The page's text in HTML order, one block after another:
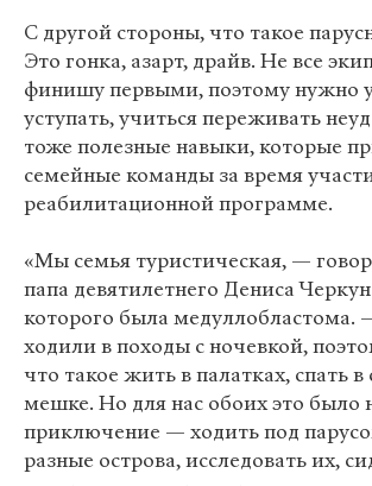
С другой стороны, что такое
Это гонка, азарт, драйв. Не все
финишу первыми, поэтому нужно
уступать, учиться переживать
тоже полезные навыки, которые
семейные команды за время
реабилитационной программе.
«Мы семья туристическая, —
папа девятилетнего Дениса
которого была
ходили в походы с ночевкой,
что такое жить в палатках, спать
мешке. Но для нас обоих это было
приключение — ходить под
разные острова, исследовать их,